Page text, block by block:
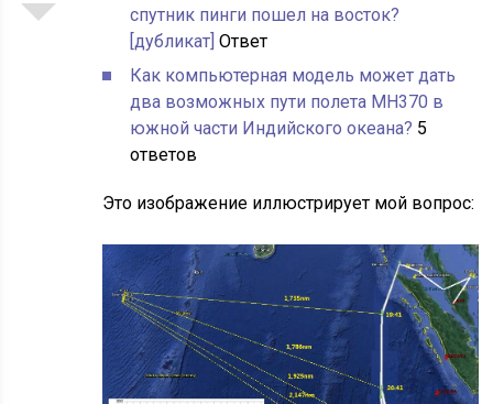
спутник пинги пошел на восток?
[дубликат] Ответ
Как компьютерная модель может дать
два возможных пути полета MH370 в
южной части Индийского океана? 5
ответов
Это изображение иллюстрирует мой вопрос: